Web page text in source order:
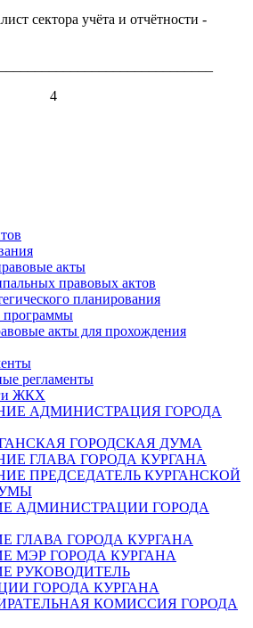
сектора учёта и отчётности -
4
акты
правовых актов
планирования
акты для прохождения
регламенты
ЖКХ
АДМИНИСТРАЦИЯ ГОРОДА
ГОРОДСКАЯ ДУМА
ГЛАВА ГОРОДА КУРГАНА
ПРЕДСЕДАТЕЛЬ КУРГАНСКОЙ
АДМИНИСТРАЦИИ ГОРОДА
ГЛАВА ГОРОДА КУРГАНА
МЭР ГОРОДА КУРГАНА
РУКОВОДИТЕЛЬ
ГОРОДА КУРГАНА
КОМИССИЯ ГОРОДА